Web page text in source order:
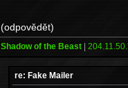
(odpovědět)
Shadow of the Beast |
re: Fake Mailer